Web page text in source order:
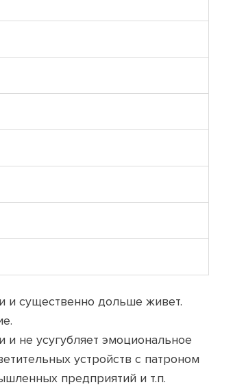
и существенно дольше живет.
не усугубляет эмоциональное
устройств с патроном
предприятий и т.п.